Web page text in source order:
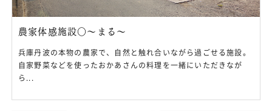
農家体感施設〇～まる～
兵庫丹波の本物の農家で、自然と触れ合いながら過ごせる施設。
自家野菜などを使ったおかあさんの料理を一緒にいただきなが
ら...